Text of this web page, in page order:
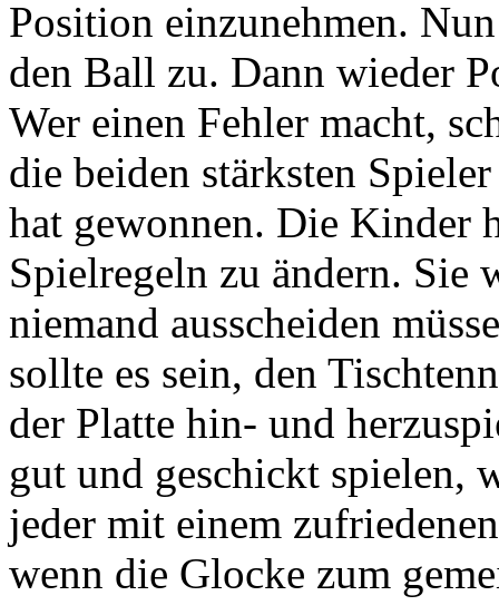
Position einzunehmen.
den Ball zu. Dann wieder
Wer einen Fehler macht,
die beiden stärksten
hat gewonnen. Die Kinder
Spielregeln zu ändern. Sie
niemand ausscheiden
sollte es sein, den
der Platte hin- und
gut und geschickt spielen,
jeder mit einem
wenn die Glocke zum